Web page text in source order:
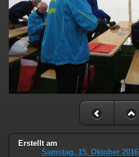
Erstellt am
Samstag, 15. Oktober 2016